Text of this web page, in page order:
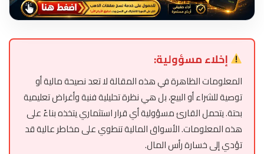
إخلاء مسؤولية:
المعلومات الظاهرة في هذه المقالة لا تعد نصيحة مالية أو
توصية للشراء أو البيع، بل هي نظرة تحليلية فنية وأغراض تعليمية
بحتة. يتحمل القارئ مسؤولية أي قرار استثماري يتخذه بناءً على
هذه المعلومات. الأسواق المالية تنطوي على مخاطر عالية قد
تؤدي إلى خسارة رأس المال.